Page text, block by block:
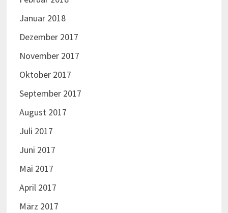
Januar 2018
Dezember 2017
November 2017
Oktober 2017
September 2017
August 2017
Juli 2017
Juni 2017
Mai 2017
April 2017
März 2017